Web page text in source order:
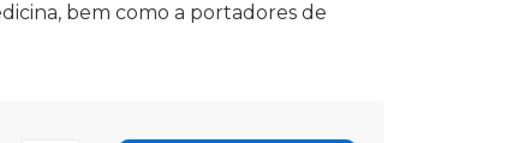
bem como a portadores de